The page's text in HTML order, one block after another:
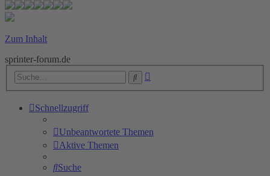
Zum Inhalt
sprinter-forum.de
Suche
Schnellzugriff
Unbeantwortete Themen
Aktive Themen
Suche